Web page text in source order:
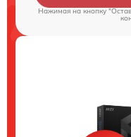
Нажимая на кнопку